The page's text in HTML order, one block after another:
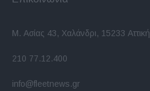
Μ. Ασίας 43, Χαλάνδρι, 15233 Αττική
210 77.12.400
info@fleetnews.gr